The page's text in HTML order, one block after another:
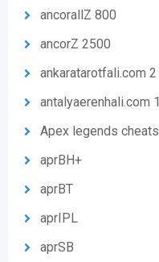
ancorallZ 800
ancorZ 2500
ankaratarotfali.com 2
antalyaerenhali.com 1
Apex legends cheats
aprBH+
aprBT
aprIPL
aprSB